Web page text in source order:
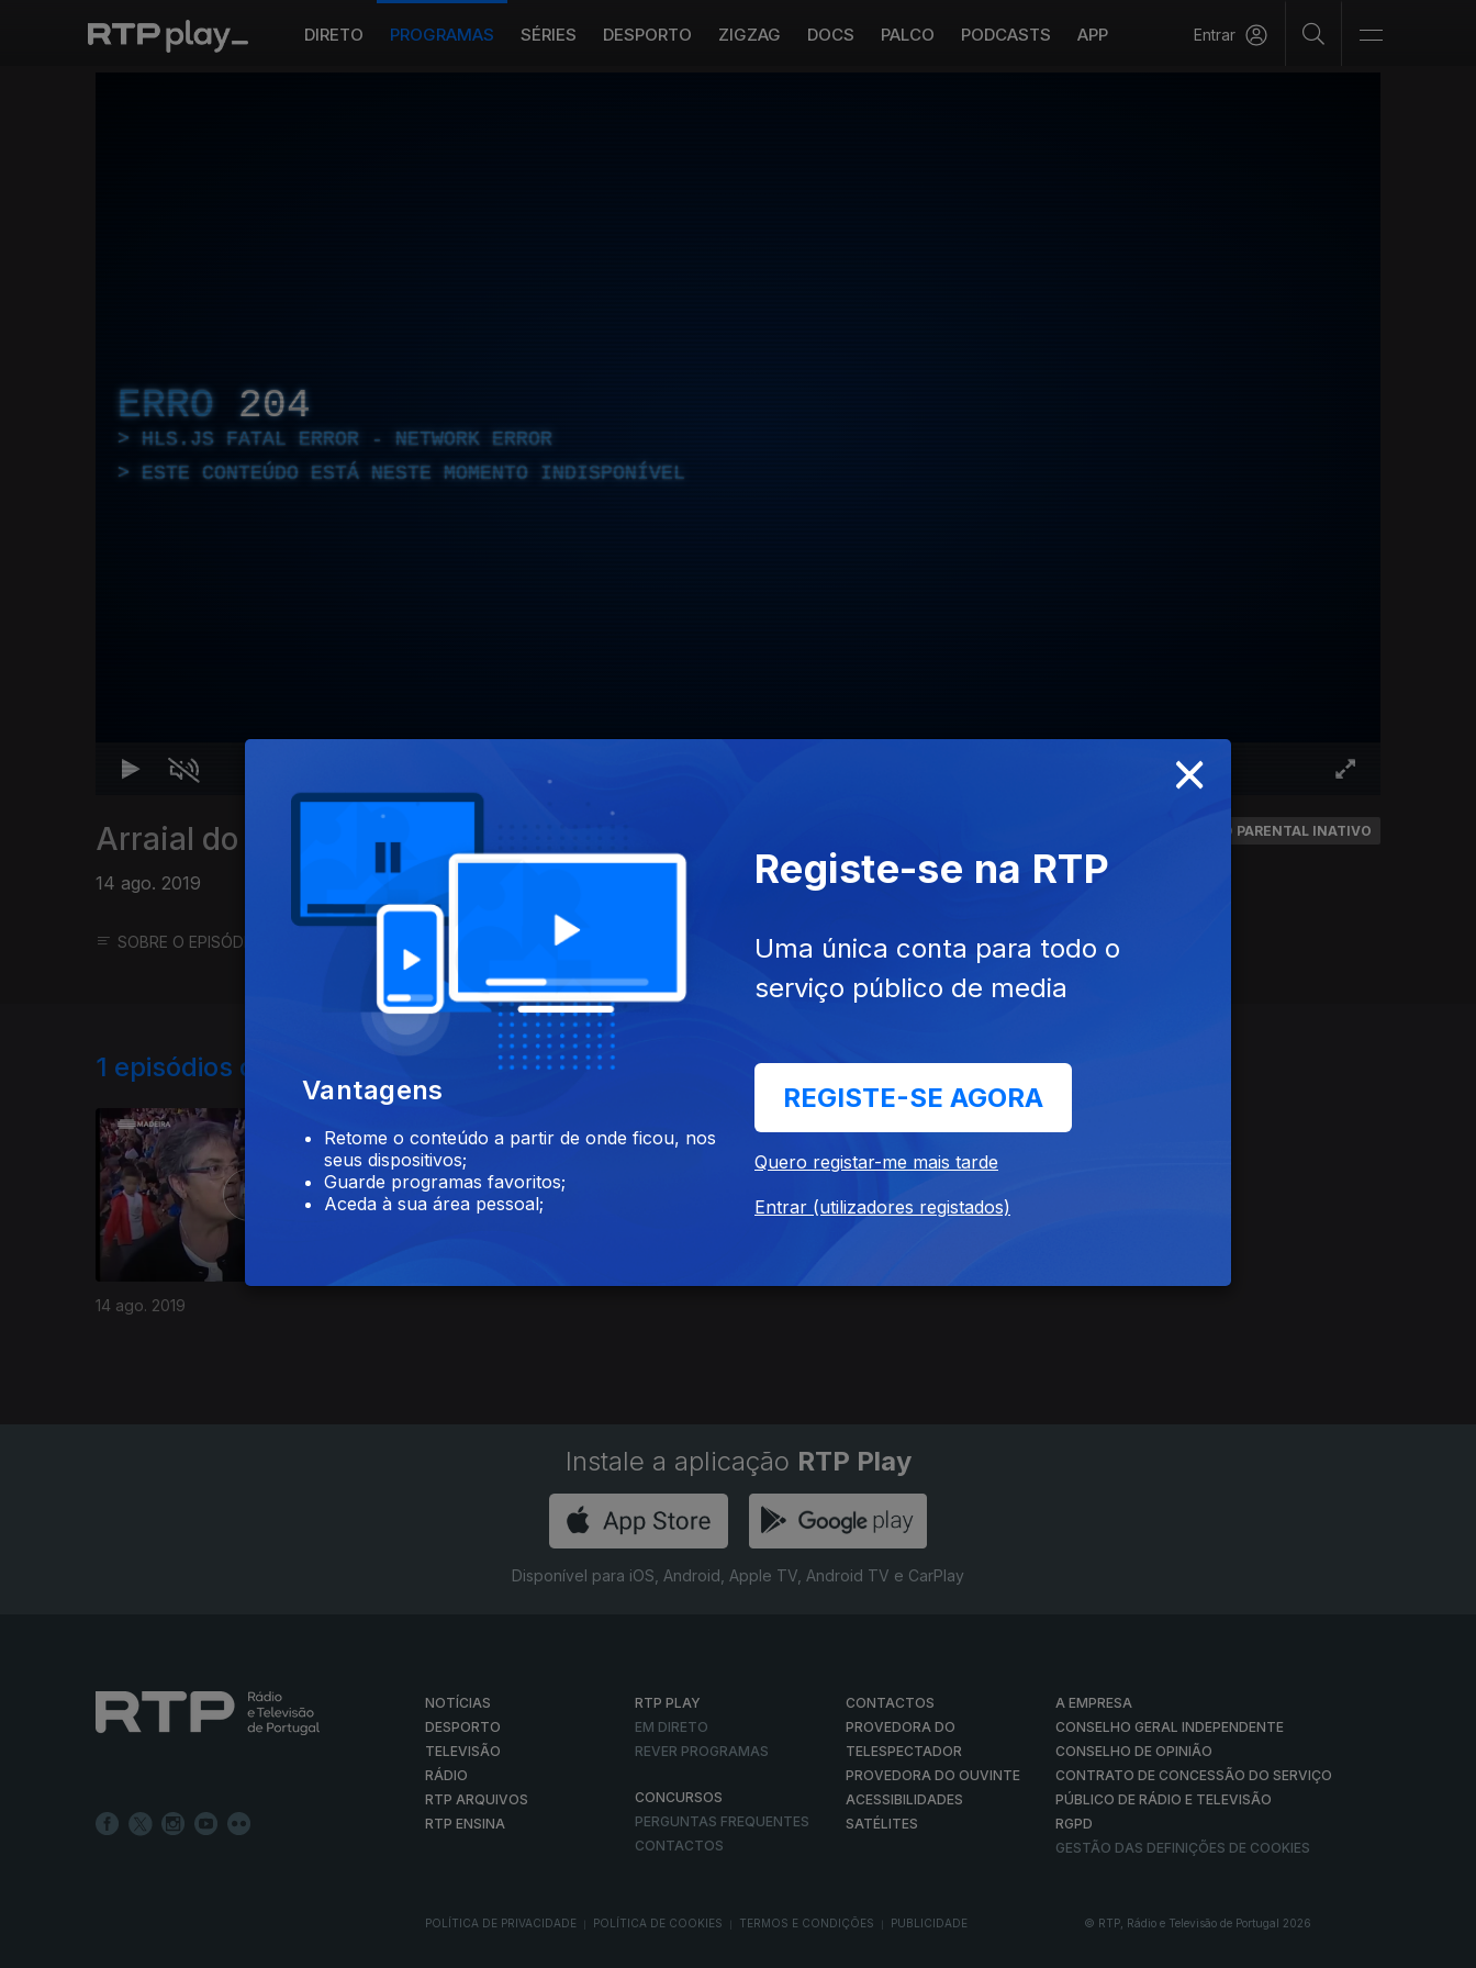
DIRETO PROGRAMAS SÉRIES DESPORTO ZIGZAG DOCS PALCO PODCASTS APP Entrar
ERRO 204
HLS.JS FATAL ERROR - NETWORK ERROR
ESTE CONTEÚDO ESTÁ NESTE MOMENTO INDISPONÍVEL
Arraial do Monte 2019
14 ago. 2019
CONTROLO PARENTAL INATIVO
SOBRE O EPISÓDIO SITE PARTILHA
1 episódios disponíveis
14 ago. 2019
423297
Instale a aplicação RTP Play
Disponível para iOS, Android, Apple TV, Android TV e CarPlay
NOTÍCIAS
DESPORTO
TELEVISÃO
RÁDIO
RTP ARQUIVOS
RTP ENSINA
RTP PLAY
EM DIRETO
REVER PROGRAMAS
CONCURSOS
PERGUNTAS FREQUENTES
CONTACTOS
CONTACTOS
PROVEDORA DO
TELESPECTADOR
PROVEDORA DO OUVINTE
ACESSIBILIDADES
SATÉLITES
A EMPRESA
CONSELHO GERAL INDEPENDENTE
CONSELHO DE OPINIÃO
CONTRATO DE CONCESSÃO DO SERVIÇO
PÚBLICO DE RÁDIO E TELEVISÃO
RGPD
GESTÃO DAS DEFINIÇÕES DE COOKIES
POLÍTICA DE PRIVACIDADE POLÍTICA DE COOKIES TERMOS E CONDIÇÕES PUBLICIDADE © RTP, Rádio e Televisão de Portugal 2026
×
Vantagens
Retome o conteúdo a partir de onde ficou, nos
seus dispositivos;
Guarde programas favoritos;
Aceda à sua área pessoal;
Registe-se na RTP
Uma única conta para todo o
serviço público de media
REGISTE-SE AGORA
Quero registar-me mais tarde
Entrar (utilizadores registados)